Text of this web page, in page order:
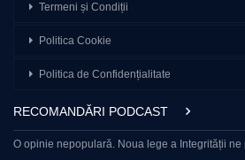
Termeni și Condiții
Politica Cookie
Politica de Confidențialitate
RECOMANDĂRI PODCAST
O opinie nepopulară. Noua lege a Integrității